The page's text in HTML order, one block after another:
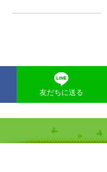
友だちに送る